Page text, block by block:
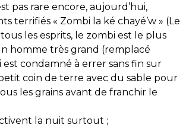
pas rare encore, aujourd’hui,
terrifiés « Zombi la ké chayé’w » (Le
les esprits, le zombi est le plus
homme très grand (remplacé
condamné à errer sans fin sur
coin de terre avec du sable pour
les grains avant de franchir le
la nuit surtout ;